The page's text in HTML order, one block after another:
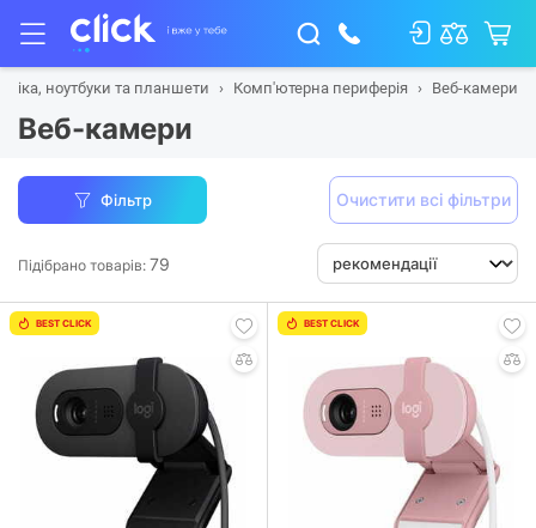
ноутбуки та планшети Комп'ютерна периферія Веб-камери
Веб-камери
Фільтр Очистити всі фільтри
Підібрано товарів: 79
BEST CLICK BEST CLICK